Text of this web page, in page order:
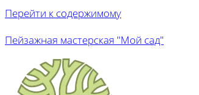
Перейти к содержимому
Пейзажная мастерская "Мой сад"